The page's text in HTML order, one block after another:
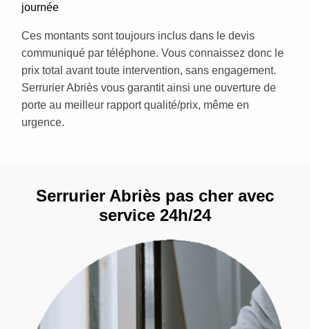
journée
Ces montants sont toujours inclus dans le devis
communiqué par téléphone. Vous connaissez donc le
prix total avant toute intervention, sans engagement.
Serrurier Abriès vous garantit ainsi une ouverture de
porte au meilleur rapport qualité/prix, même en
urgence.
Serrurier Abriès pas cher avec
service 24h/24